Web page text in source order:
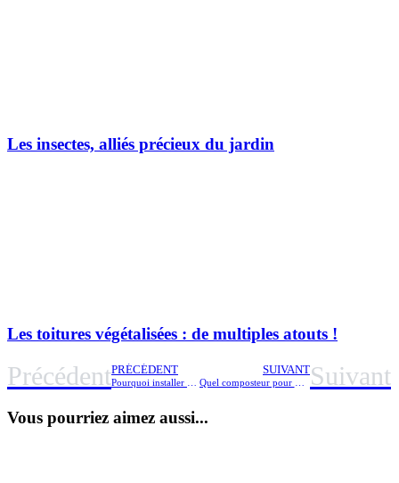
Les insectes, alliés précieux du jardin
Les toitures végétalisées : de multiples atouts !
PrécédentPRÉCÉDENT SUIVANTSuivant
Vous pourriez aimez aussi...